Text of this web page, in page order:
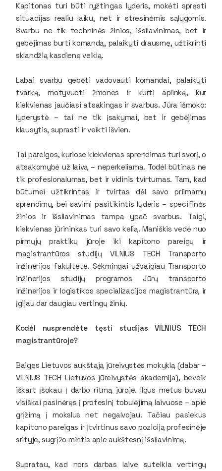
Kapitonas turi būti ryžtingas lyderis, mokėti spręsti
situacijas realiu laiku, net ir stresinėmis sąlygomis.
Svarbu ne tik techninės žinios, išsilavinimas, bet ir
gebėjimas burti komandą, palaikyti drausmę, užtikrinti
sklandžią kasdienę veiklą.
Labai svarbu gebėti vadovauti komandai, palaikyti
tvarką, motyvuoti žmones ir kurti aplinką, kur
kiekvienas jaučiasi atsakingas ir svarbus. Jūra išmoko:
lyderystė – tai ne tik įsakymai, bet ir gebėjimas
klausytis, suprasti ir veikti išvien.
Tai pareigos, kuriose kiekvienas sprendimas turi svorį, o
atsakomybė už laivą – neperkeliama. Todėl būtinas ne
tik profesionalumas, bet ir vidinis tvirtumas. Tam, kad
būtumei užtikrintas ir tvirtas dėl savo priimamų
sprendimų, bei savimi pasitikintis lyderis – specifinės
žinios ir išsilavinimas tampa ypač svarbus. Taigi,
kiekvienas jūrininkas turi savo kelią. Maniškis vedė nuo
pirmųjų praktikų jūroje iki kapitono pareigų ir
magistrantūros studijų VILNIUS TECH Transporto
inžinerijos fakultete. Sėkmingai užbaigiau Transporto
inžinerijos studijų programos Jūrų transporto
inžinerijos ir logistikos specializacijos magistrantūrą ir
įgijau dar daugiau vertingų žinių.
Kodėl nusprendėte tęsti studijas VILNIUS TECH
magistrantūroje?
Baigęs Lietuvos aukštąją jūreivystės mokyklą (dabar –
VILNIUS TECH Lietuvos jūreivystės akademija), beveik
iškart įšokau į darbo ritmą jūroje. Ilgus metus buvau
visiškai pasinėręs į profesinį tobulėjimą laivuose – apie
grįžimą į mokslus net negalvojau. Tačiau pasiekus
kapitono pareigas ir įtvirtinus savo poziciją profesinėje
srityje, sugrįžo mintis apie aukštesnį išsilavinimą.
Supratau, kad nors darbas laive suteikia vertingų